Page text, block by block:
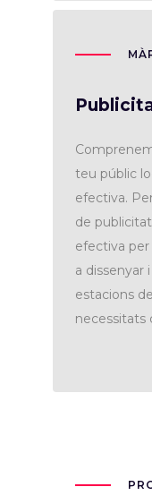
teu públic
efectiva.
de
efectiva per
a dissenyar
estacions
necessitats